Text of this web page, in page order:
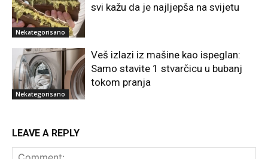
Nekategorisano
svi kažu da je najljepša na svijetu
Nekategorisano
Veš izlazi iz mašine kao ispeglan:
Samo stavite 1 stvarčicu u bubanj
tokom pranja
LEAVE A REPLY